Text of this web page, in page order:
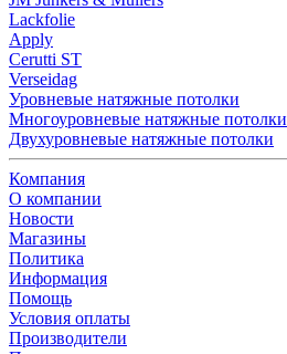
Lackfolie
Apply
Cerutti ST
Verseidag
Уровневые натяжные потолки
Многоуровневые натяжные потолки
Двухуровневые натяжные потолки
Компания
О компании
Новости
Магазины
Политика
Информация
Помощь
Условия оплаты
Производители